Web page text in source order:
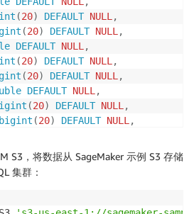
(20) DEFAULT NULL ,
(20) DEFAULT NULL ,
DEFAULT NULL ,
(20) DEFAULT NULL ,
(20) DEFAULT NULL ,
DEFAULT NULL ,
(20) DEFAULT NULL ,
bigint (20) DEFAULT NULL ,
) DEFAULT NULL
20) DEFAULT
`
DEFAULT CHARSET = utf8;
S3，将数据从 SageMaker 示例 S3 存储
集群：